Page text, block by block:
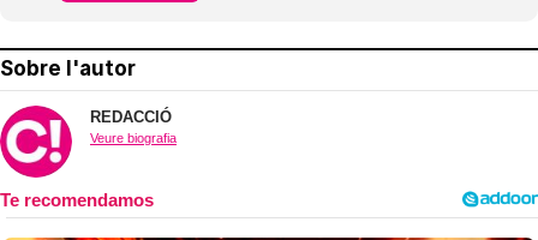
Sobre l'autor
REDACCIÓ
Veure biografia